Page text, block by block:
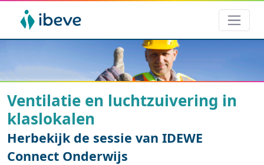
Ventilatie en luchtzuivering in
klaslokalen
Herbekijk de sessie van IDEWE
Connect Onderwijs